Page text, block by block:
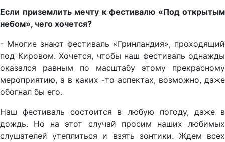
Если приземлить мечту к фестивалю «Под открытым
небом», чего хочется?
- Многие знают фестиваль «Гринландия», проходящий
под Кировом. Хочется, чтобы наш фестиваль однажды
оказался равным по масштабу этому прекрасному
мероприятию, а в каких -то аспектах, возможно, даже
обогнал бы его.
Наш фестиваль состоится в любую погоду, даже в
дождь. Но на этот случай просим наших любимых
слушателей утеплиться и взять зонтики. Ждем всех